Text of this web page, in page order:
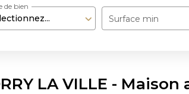
de bien
Surface min
LA VILLE - Maison